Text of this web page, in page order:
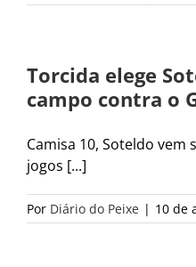
Torcida elege
campo contra o
Camisa 10, Soteldo
jogos [...]
Por Diário do Peixe | 10 de